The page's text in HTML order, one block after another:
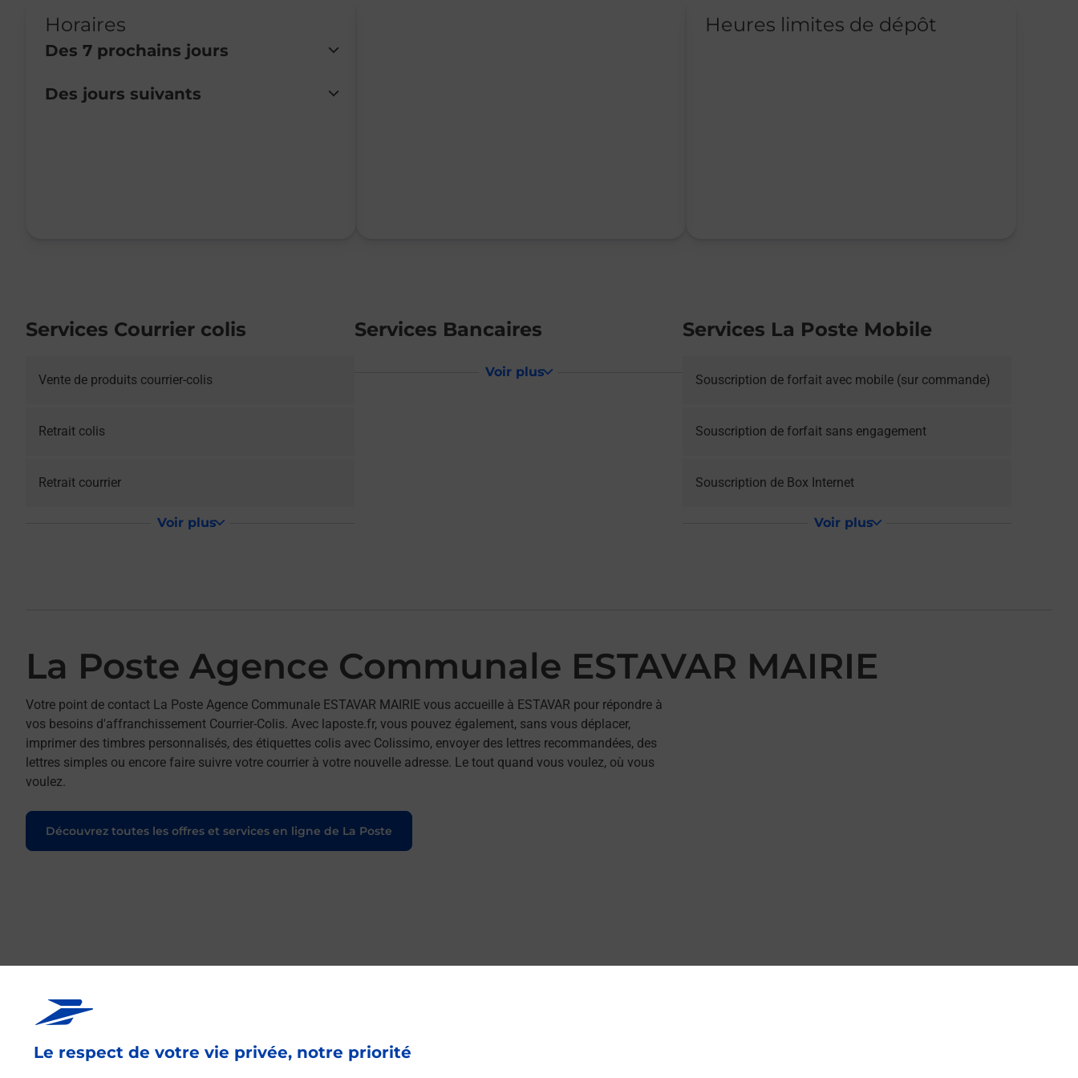
Le respect de votre vie privée, notre priorité
Horaires
Des 7 prochains jours
Lundi
Fermé
Des jours suivants
Heures limites de dépôt
Services Courrier colis
Vente de produits courrier-colis
Retrait colis
Retrait courrier
Voir plus
Services Bancaires
Voir plus
Services La Poste Mobile
Souscription de forfait avec mobile (sur commande)
Souscription de forfait sans engagement
Souscription de Box Internet
Voir plus
La Poste Agence Communale ESTAVAR MAIRIE
Votre point de contact La Poste Agence Communale ESTAVAR MAIRIE vous accueille à ESTAVAR pour répondre à
vos besoins d'affranchissement Courrier-Colis. Avec laposte.fr, vous pouvez également, sans vous déplacer,
imprimer des timbres personnalisés, des étiquettes colis avec Colissimo, envoyer des lettres recommandées, des
lettres simples ou encore faire suivre votre courrier à votre nouvelle adresse. Le tout quand vous voulez, où vous
voulez.
Découvrez toutes les offres et services en ligne de La Poste